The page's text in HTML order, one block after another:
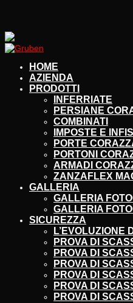
HOME
AZIENDA
PRODOTTI
INFERRIATE
PERSIANE
COMBINATI
IMPOSTE E
PORTE
PORTONI
ARMADI
ZANZAFLEX
GALLERIA
GALLERIA
GALLERIA
SICUREZZA
L’EVOLUZIONE
PROVA DI
PROVA DI
PROVA DI
PROVA DI
PROVA DI
PROVA DI